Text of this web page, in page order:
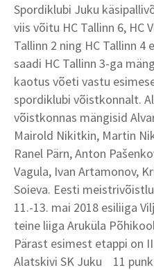
Spordiklubi Juku
viis võitu HC Tallinn 6, HC
Tallinn 2 ning HC Tallinn 4
saadi HC Tallinn 3-ga
kaotus võeti vastu
spordiklubi võistkonnalt.
võistkonnas mängisid
Mairold Nikitkin, Martin
Ranel Pärn, Anton
Vagula, Ivan Artamonov,
Soieva. Eesti
11.-13. mai 2018 esiliiga
teine liiga Aruküla
Pärast esimest etappi on
Alatskivi SK Juku 11